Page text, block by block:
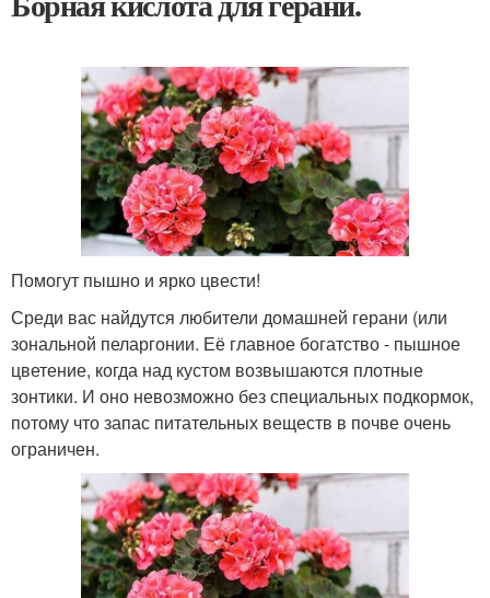
Помогут пышно и ярко цвести!
Среди вас найдутся любители домашней герани (или
зональной пеларгонии. Её главное богатство - пышное
цветение, когда над кустом возвышаются плотные
зонтики. И оно невозможно без специальных подкормок,
потому что запас питательных веществ в почве очень
ограничен.